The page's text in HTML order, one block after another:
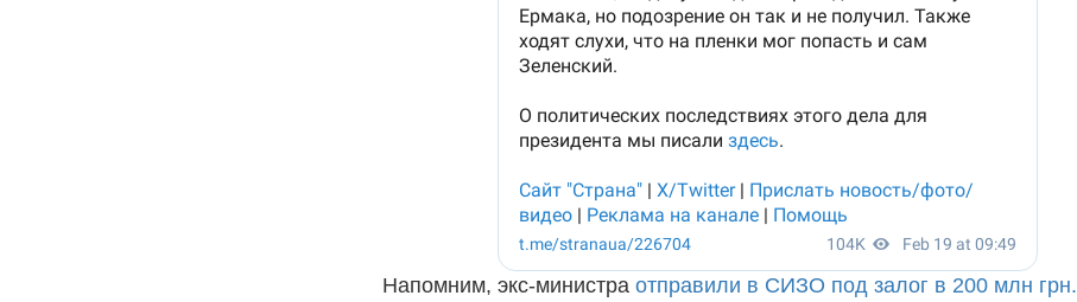
Напомним, экс-министра отправили в СИЗО под залог в 200 млн грн.